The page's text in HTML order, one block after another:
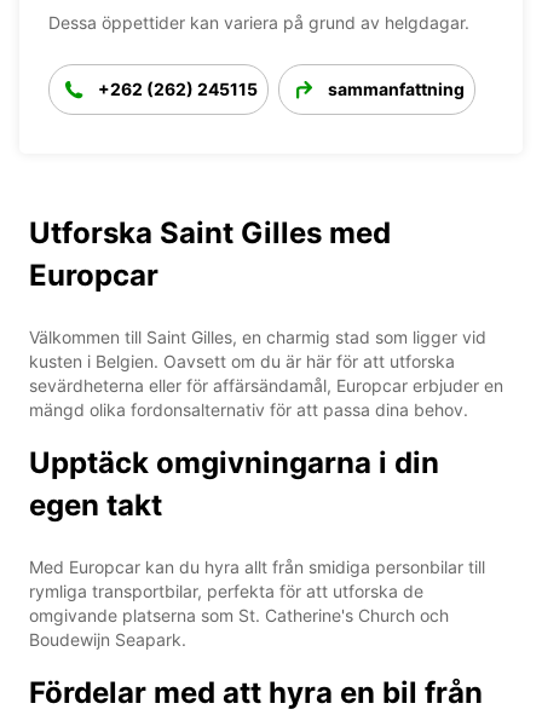
Dessa öppettider kan variera på grund av helgdagar.
+262 (262) 245115 sammanfattning
Utforska Saint Gilles med
Europcar
Välkommen till Saint Gilles, en charmig stad som ligger vid
kusten i Belgien. Oavsett om du är här för att utforska
sevärdheterna eller för affärsändamål, Europcar erbjuder en
mängd olika fordonsalternativ för att passa dina behov.
Upptäck omgivningarna i din
egen takt
Med Europcar kan du hyra allt från smidiga personbilar till
rymliga transportbilar, perfekta för att utforska de
omgivande platserna som St. Catherine's Church och
Boudewijn Seapark.
Fördelar med att hyra en bil från